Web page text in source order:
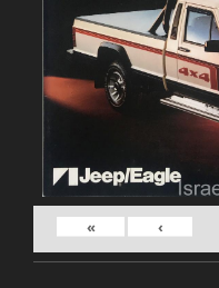
›
»